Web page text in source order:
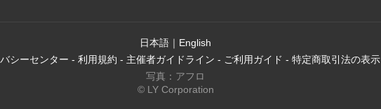
日本語 ｜ English
シーセンター - 利用規約 - 主催者ガイドライン - ご利用ガイド - 特定商取引法の表示
写真：アフロ
© LY Corporation